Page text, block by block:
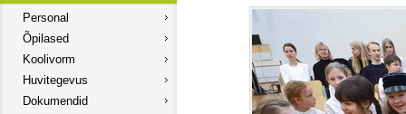
Personal
Õpilased
Koolivorm
Huvitegevus
Dokumendid